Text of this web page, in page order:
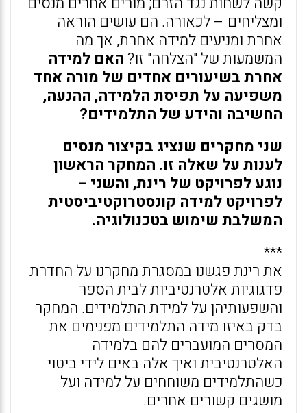
ומצליחים – לכאורה. הם עושים הוראה
אחרת ומניעים למידה אחרת, אך מה
המשמעות של "הצלחה" זו?האם למידה
אחרת בשיעורים אחדים של מורה אחד
משפיעה על תפיסת הלמידה, ההנעה,
החשיבה והידע של התלמידים?
שני מחקרים שנציג בקיצור מנסים
לענות על שאלה זו. המחקר הראשון
נוגע לפרויקט של רינת, והשני –
לפרויקט למידה קונסטרוקטיביסטית
המשלבת שימוש בטכנולוגיה.
***
את רינת פגשנו במסגרת מחקרנו על החדרת
פדגוגיות אלטרנטיביות לבית הספר
והשפעותיהן על למידת התלמידים. המחקר
בדק באיזו מידה התלמידים מפנימים את
המסרים המועברים להם בלמידה
האלטרנטיבית ואיך אלה באים לידי ביטוי
כשהתלמידים משוחחים על למידה ועל
מושגים קשורים אחרים.